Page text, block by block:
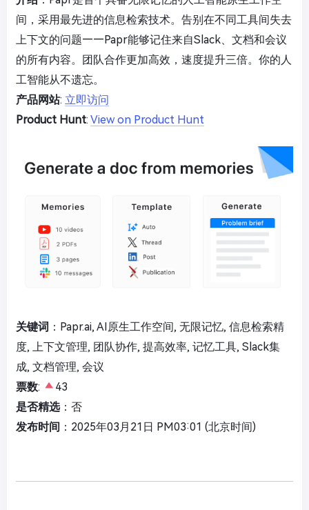
间，采用最先进的信息检索技术。告别在不同工具间失去
上下文的问题——Papr能够记住来自Slack、文档和会议
的所有内容。团队合作更加高效，速度提升三倍。你的人
工智能从不遗忘。
产品网站: 立即访问
Product Hunt: View on Product Hunt
关键词 ：Papr.ai, AI原生工作空间, 无限记忆, 信息检索精
度, 上下文管理, 团队协作, 提高效率, 记忆工具, Slack集
成, 文档管理, 会议
票数:
43
是否精选：否
发布时间 ：2025年03月21日 PM03:01 (北京时间)